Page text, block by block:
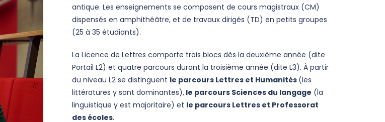
antique. Les enseignements se composent de cours magistraux (CM)
dispensés en amphithéâtre, et de travaux dirigés (TD) en petits groupes
(25 à 35 étudiants).
La Licence de Lettres comporte trois blocs dès la deuxième année (dite
Portail L2) et quatre parcours durant la troisième année (dite L3). À partir
du niveau L2 se distinguent le parcours Lettres et Humanités (les
littératures y sont dominantes), le parcours Sciences du langage (la
linguistique y est majoritaire) et le parcours Lettres et Professorat
des écoles.